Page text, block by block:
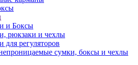
и Боксы
рюкзаки и чехлы
для регуляторов
сумки, боксы и чехлы